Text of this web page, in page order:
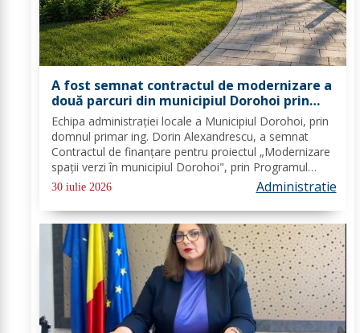
A fost semnat contractul de modernizare a
două parcuri din municipiul Dorohoi prin
fonduri europene
Echipa administrației locale a Municipiul Dorohoi, prin
domnul primar ing. Dorin Alexandrescu, a semnat
Contractul de finanțare pentru proiectul „Modernizare
spații verzi în municipiul Dorohoi", prin Programul
Regional 2021–2027 - Prioritatea de investiții 3. Nord-
30 iulie 2026 Administratie